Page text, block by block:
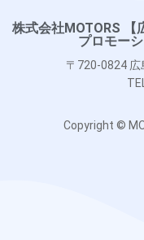
株式会社MOTORS 【
プロモー
〒720-0824
Copyright ©